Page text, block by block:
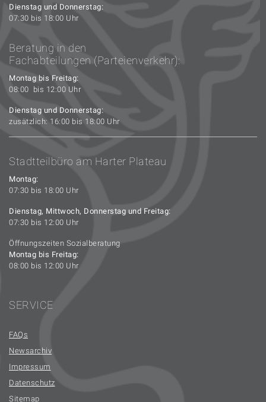
Dienstag und Donnerstag:
07:30 bis 18:00 Uhr
Beratung in den
Fachabteilungen (Parteienverkehr):
Montag bis Freitag:
08:00 bis 12:00 Uhr
Dienstag und Donnerstag:
zusätzlich: 16:00 bis 18:00 Uhr
Stadtteilbüro am Harter Plateau
Montag:
07:30 bis 18:00 Uhr
Dienstag, Mittwoch, Donnerstag und Freitag:
07:30 bis 12:00 Uhr
Öffnungszeiten Sozialberatung
Montag bis Freitag:
08:00 bis 12:00 Uhr
SERVICE
FAQs
Newsarchiv
Impressum
Datenschutz
Sitemap